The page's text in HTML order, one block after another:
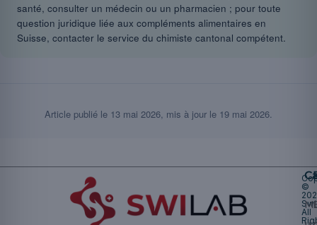
santé, consulter un médecin ou un pharmacien ; pour toute
question juridique liée aux compléments alimentaires en
Suisse, contacter le service du chimiste cantonal compétent.
Article publié le 13 mai 2026 , mis à jour le 19 mai 2026
©
All